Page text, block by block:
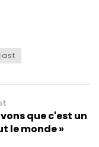
que c'est un
le monde »